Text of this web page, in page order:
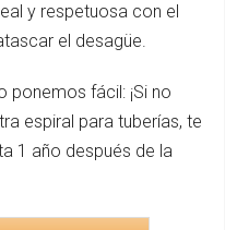
y respetuosa con el
el desagüe.
ponemos fácil: ¡Si no
espiral para tuberías, te
1 año después de la